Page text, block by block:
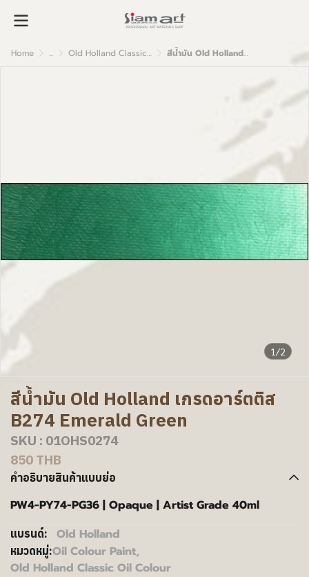
Home ... Old Holland Classic Oil Colour สีน้ำมัน Old Holland เกรดอาร์ตติส B274 Emerald Green
1/2
สีน้ำมัน Old Holland เกรดอาร์ตติส
B274 Emerald Green
SKU : 01OHS0274
850 THB
คำอธิบายสินค้าแบบย่อ
PW4-PY74-PG36 | Opaque | Artist Grade 40ml
แบรนด์: Old Holland
หมวดหมู่:Oil Colour Paint,
Old Holland Classic Oil Colour